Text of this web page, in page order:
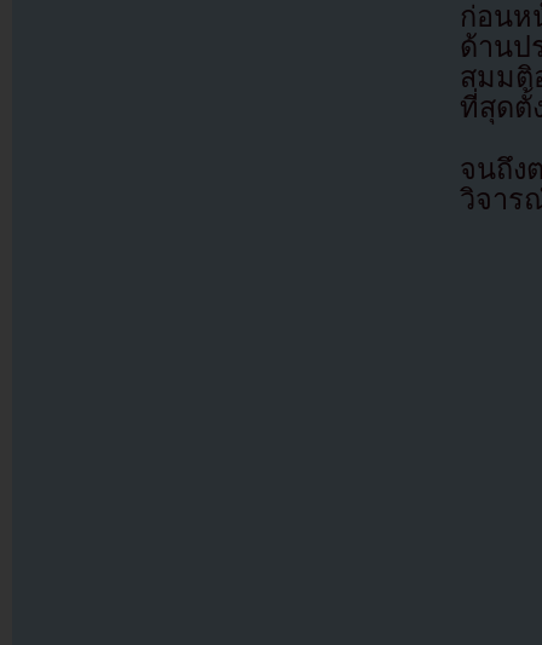
ก่อนห
ด้านป
สมมติ
ที่สุดตั้
จนถึง
วิจาร